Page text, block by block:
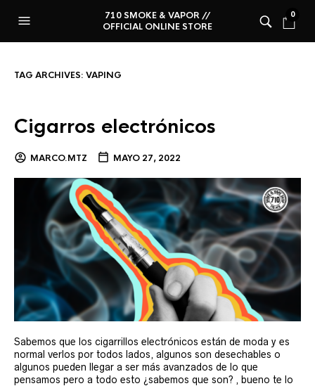
710 SMOKE & VAPOR //
OFFICIAL ONLINE STORE
0
TAG ARCHIVES: VAPING
Cigarros electrónicos
MARCO.MTZ MAYO 27, 2022
Sabemos que los cigarrillos electrónicos están de moda y es
normal verlos por todos lados, algunos son desechables o
algunos pueden llegar a ser más avanzados de lo que
pensamos pero a todo esto ¿sabemos que son? , bueno te lo